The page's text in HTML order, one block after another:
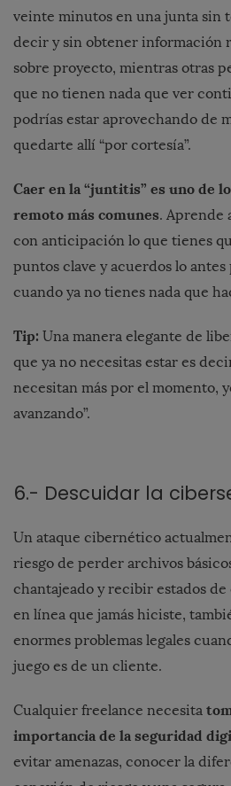
veinte minutos en una junta sin
decir y sin obtener información
sobre proyecto, mientras otras
que no tienen nada que ver
podrías estar aprovechando de
quedarte allí “por cortesía”.
Caer en la “juntitis” es uno de
remoto más comunes. Aprende
con anticipación lo que tienes
puntos clave y acuerdos lo
cuando ya no tienes nada que
Tip: Una manera elegante de
que ya no necesitas estar es
necesitan más por el momento,
avanzando”.
6.- Descuidar la
Un ataque cibernético
riesgo de perder archivos
chantajeado y recibir estados
en línea que jamás hiciste,
enormes problemas legales
juego es de un cliente.
Cualquier freelance necesita
importancia de la seguridad
evitar amenazas, conocer la